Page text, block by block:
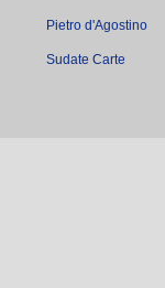
Pietro d'Agostino
Sudate Carte